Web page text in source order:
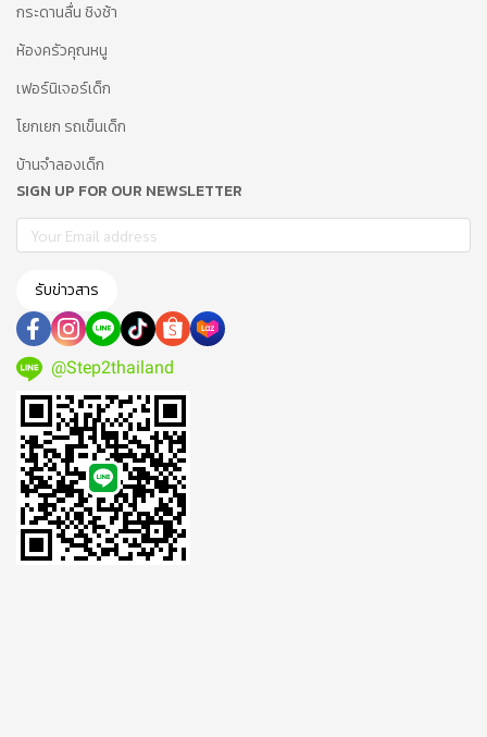
กระดานลื่น ชิงช้า
ห้องครัวคุณหนู
เฟอร์นิเจอร์เด็ก
โยกเยก รถเข็นเด็ก
บ้านจำลองเด็ก
SIGN UP FOR OUR NEWSLETTER
รับข่าวสาร
@Step2thailand